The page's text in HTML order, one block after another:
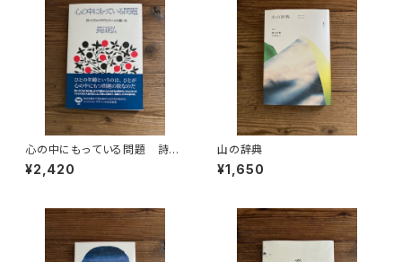
心の中にもっている問題 詩人
の父から子どもたちへの45篇の
詩
¥2,420
山の辞典
¥1,650